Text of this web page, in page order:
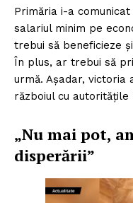
Primăria i-a
salariul minim pe
trebui să beneficieze
În plus, ar trebui să
urmă. Așadar,
războiul cu
„Nu mai pot,
disperării”